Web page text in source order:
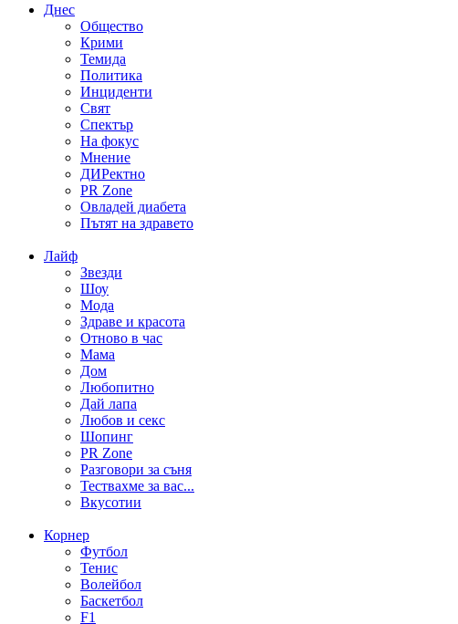
Днес
Общество
Крими
Темида
Политика
Инциденти
Свят
Спектър
На фокус
Мнение
ДИРектно
PR Zone
Овладей диабета
Пътят на здравето
Лайф
Звезди
Шоу
Мода
Здраве и красота
Отново в час
Мама
Дом
Любопитно
Дай лапа
Любов и секс
Шопинг
PR Zone
Разговори за съня
Тествахме за вас...
Вкусотии
Корнер
Футбол
Тенис
Волейбол
Баскетбол
F1